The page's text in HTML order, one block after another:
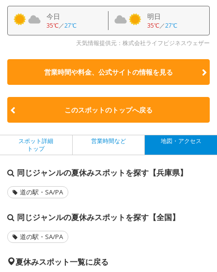
今日
35℃／27℃
明日
35℃／27℃
天気情報提供元：株式会社ライフビジネスウェザー
営業時間や料金、公式サイトの情報を見る
このスポットのトップへ戻る
スポット詳細
トップ
営業時間など 地図・アクセス
同じジャンルの夏休みスポットを探す【兵庫県】
道の駅・SA/PA
同じジャンルの夏休みスポットを探す【全国】
道の駅・SA/PA
夏休みスポット一覧に戻る